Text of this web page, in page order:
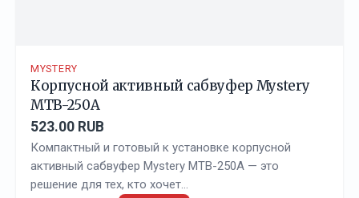
MYSTERY
Корпусной активный сабвуфер Mystery
MTB-250A
523.00 RUB
Компактный и готовый к установке корпусной
активный сабвуфер Mystery MTB-250A — это
решение для тех, кто хочет…